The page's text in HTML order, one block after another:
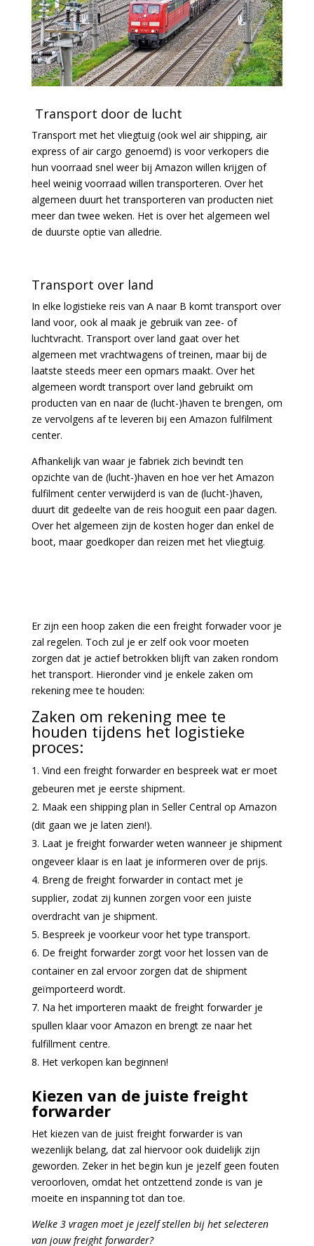
Transport door de lucht
Transport met het vliegtuig (ook wel air shipping, air
express of air cargo genoemd) is voor verkopers die
hun voorraad snel weer bij Amazon willen krijgen of
heel weinig voorraad willen transporteren. Over het
algemeen duurt het transporteren van producten niet
meer dan twee weken. Het is over het algemeen wel
de duurste optie van alledrie.
Transport over land
In elke logistieke reis van A naar B komt transport over
land voor, ook al maak je gebruik van zee- of
luchtvracht. Transport over land gaat over het
algemeen met vrachtwagens of treinen, maar bij de
laatste steeds meer een opmars maakt. Over het
algemeen wordt transport over land gebruikt om
producten van en naar de (lucht-)haven te brengen, om
ze vervolgens af te leveren bij een Amazon fulfilment
center.
Afhankelijk van waar je fabriek zich bevindt ten
opzichte van de (lucht-)haven en hoe ver het Amazon
fulfilment center verwijderd is van de (lucht-)haven,
duurt dit gedeelte van de reis hooguit een paar dagen.
Over het algemeen zijn de kosten hoger dan enkel de
boot, maar goedkoper dan reizen met het vliegtuig.
Er zijn een hoop zaken die een freight forwader voor je
zal regelen. Toch zul je er zelf ook voor moeten
zorgen dat je actief betrokken blijft van zaken rondom
het transport. Hieronder vind je enkele zaken om
rekening mee te houden:
Zaken om rekening mee te
houden tijdens het logistieke
proces:
Vind een freight forwarder en bespreek wat er moet
gebeuren met je eerste shipment.
Maak een shipping plan in Seller Central op Amazon
(dit gaan we je laten zien!).
Laat je freight forwarder weten wanneer je shipment
ongeveer klaar is en laat je informeren over de prijs.
Breng de freight forwarder in contact met je
supplier, zodat zij kunnen zorgen voor een juiste
overdracht van je shipment.
Bespreek je voorkeur voor het type transport.
De freight forwarder zorgt voor het lossen van de
container en zal ervoor zorgen dat de shipment
geïmporteerd wordt.
Na het importeren maakt de freight forwarder je
spullen klaar voor Amazon en brengt ze naar het
fulfillment centre.
Het verkopen kan beginnen!
Kiezen van de juiste freight
forwarder
Het kiezen van de juist freight forwarder is van
wezenlijk belang, dat zal hiervoor ook duidelijk zijn
geworden. Zeker in het begin kun je jezelf geen fouten
veroorloven, omdat het ontzettend zonde is van je
moeite en inspanning tot dan toe.
Welke 3 vragen moet je jezelf stellen bij het selecteren
van jouw freight forwarder?